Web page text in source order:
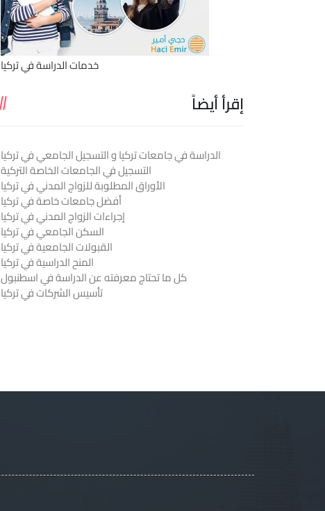
خدمات الدراسة في تركيا
إقرأ أيضاً
الدراسة في جامعات تركيا و التسجيل الجامعي في تركيا
التسجيل في الجامعات الخاصة التركية
الأوراق المطلوبة للزواج المدني في تركيا
أفضل جامعات خاصة في تركيا
إجراءات الزواج المدني في تركيا
السكن الجامعي في تركيا
القبولات الجامعية في تركيا
المنح الدراسية في تركيا
كل ما تحتاج معرفته عن الدراسة في اسطنبول
تأسيس الشركات في تركيا